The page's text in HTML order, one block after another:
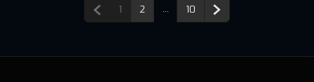
Pagina anterioară
1 2 ... 10 Pagina următoare